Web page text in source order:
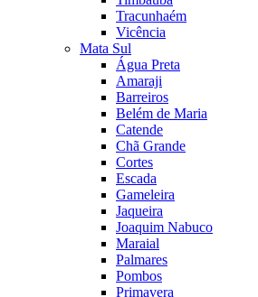
Tracunhaém
Vicência
Mata Sul
Água Preta
Amaraji
Barreiros
Belém de Maria
Catende
Chã Grande
Cortes
Escada
Gameleira
Jaqueira
Joaquim Nabuco
Maraial
Palmares
Pombos
Primavera